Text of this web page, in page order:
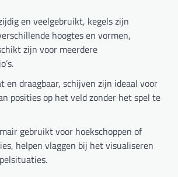
en veelgebruikt, kegels zijn
hoogtes en vormen,
zijn voor meerdere
en draagbaar, schijven zijn ideaal voor
posities op het veld zonder het spel te
gebruikt voor hoekschoppen of
helpen vlaggen bij het visualiseren